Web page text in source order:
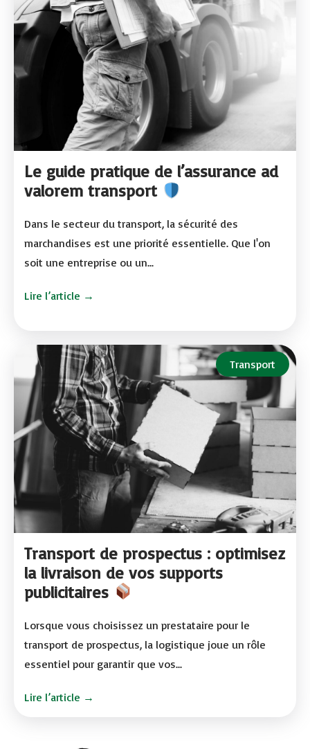
Le guide pratique de l’assurance ad
valorem transport
Dans le secteur du transport, la sécurité des
marchandises est une priorité essentielle. Que l'on
soit une entreprise ou un...
Lire l’article →
Transport
Transport de prospectus : optimisez
la livraison de vos supports
publicitaires
Lorsque vous choisissez un prestataire pour le
transport de prospectus, la logistique joue un rôle
essentiel pour garantir que vos...
Lire l’article →